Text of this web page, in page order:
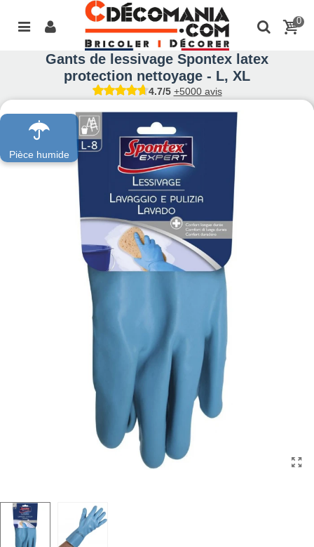
0
Gants de lessivage Spontex latex
protection nettoyage - L, XL
4.7/5 +5000 avis
Pièce humide